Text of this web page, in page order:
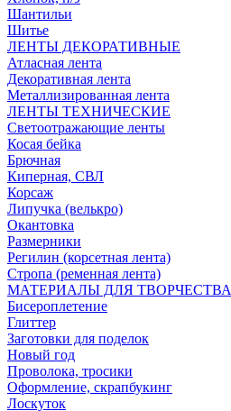
Шантильи
Шитье
ЛЕНТЫ ДЕКОРАТИВНЫЕ
Атласная лента
Декоративная лента
Металлизированная лента
ЛЕНТЫ ТЕХНИЧЕСКИЕ
Светоотражающие ленты
Косая бейка
Брючная
Киперная, СВЛ
Корсаж
Липучка (велькро)
Окантовка
Размерники
Регилин (корсетная лента)
Стропа (ременная лента)
МАТЕРИАЛЫ ДЛЯ ТВОРЧЕСТВА
Бисероплетение
Глиттер
Заготовки для поделок
Новый год
Проволока, тросики
Оформление, скрапбукинг
Лоскуток